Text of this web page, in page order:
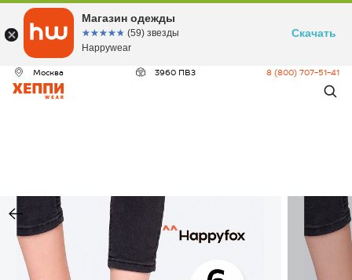
Москва 3960 ПВЗ 8 (800) 707-51-41
Магазин одежды
☆☆☆☆☆
★★★★★ (59) звезды
Happywear
Скачать